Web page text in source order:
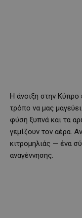
Η άνοιξη στην Κύπρο
τρόπο να μας
φύση ξυπνά και τα
γεμίζουν τον αέρα.
κιτρομηλιάς — ένα
αναγέννησης.